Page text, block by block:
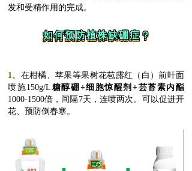
发和受精作用的完成。
如何预防植株缺硼症？
1、 在柑橘、苹果等果树花苞露红（白）前叶面
喷施150g/L 糖醇硼+细胞惊醒剂+芸苔素内酯
1000-1500倍，间隔7天，连喷两次。可以促进开
花、预防倒春寒。